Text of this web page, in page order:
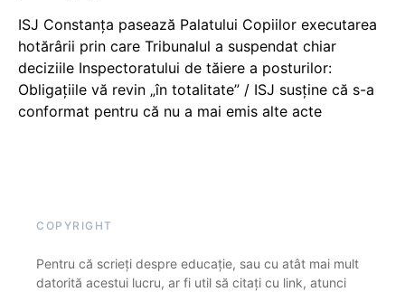
ISJ Constanța pasează Palatului Copiilor executarea
hotărârii prin care Tribunalul a suspendat chiar
deciziile Inspectoratului de tăiere a posturilor:
Obligațiile vă revin „în totalitate” / ISJ susține că s-a
conformat pentru că nu a mai emis alte acte
COPYRIGHT
Pentru că scrieți despre educație, sau cu atât mai mult
datorită acestui lucru, ar fi util să citați cu link, atunci